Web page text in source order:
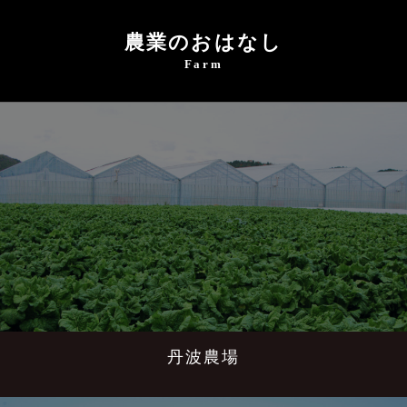
農業のおはなし
Farm
丹波農場